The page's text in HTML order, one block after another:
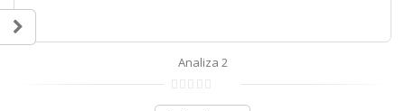
Analiza 2
0